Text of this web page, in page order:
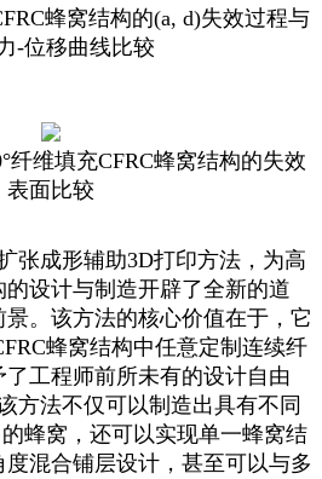
蜂窝结构的(a, d)失效过程与
-位移曲线比较
纤维填充CFRC蜂窝结构的失效
表面比较
成形辅助3D打印方法，为高
设计与制造开辟了全新的道
。该方法的核心价值在于，它
蜂窝结构中任意定制连续纤
工程师前所未有的设计自由
方法不仅可以制造出具有不同
的蜂窝，还可以实现单一蜂窝结
混合铺层设计，甚至可以与多